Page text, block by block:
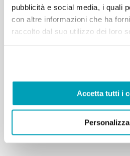
pubblicità e social media, i quali
con altre informazioni che ha
raccolto dal suo utilizzo dei loro
Accetta tutti i
Personalizza
dono di Dio; il centro della
giornata la carità, per far
testimonianza del Vangelo.
grazia di non essere cristiani a
desidera Gesù. Così sia.[…]